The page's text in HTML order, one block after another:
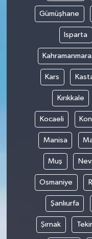
Gümüşhane
Isparta
Kars
Kırıkkale
Kocaeli
Manisa
Muş
Osmaniye
Şanlıurfa
Şırnak